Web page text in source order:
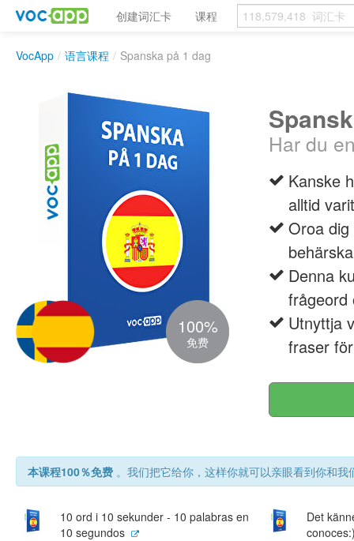
创建词汇卡 课程
VocApp / 语言课程 / Spanska på 1 dag
100%
免费
Har du
Kanske
alltid
Oroa
Denna
frågeord
Utnyttja
fraser
本课程100％免费 。我们把它给你，这样你就可以亲眼看到你和我
10 ord i 10 sekunder - 10 palabras en
10 segundos
Det